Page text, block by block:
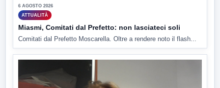
6 AGOSTO 2026
ATTUALITÀ
Miasmi, Comitati dal Prefetto: non lasciateci soli
Comitati dal Prefetto Moscarella. Oltre a rendere noto il flash...